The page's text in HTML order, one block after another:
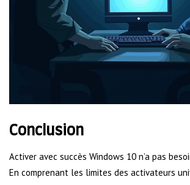
Conclusion
Activer avec succès Windows 10 n’a pas
En comprenant les limites des activateurs